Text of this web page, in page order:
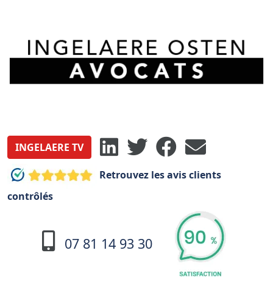
INGELAERE TV
Retrouvez les avis clients
contrôlés
07 81 14 93 30